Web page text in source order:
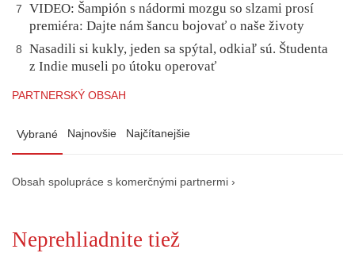
7
VIDEO: Šampión s nádormi mozgu so slzami prosí
premiéra: Dajte nám šancu bojovať o naše životy
8
Nasadili si kukly, jeden sa spýtal, odkiaľ sú. Študenta
z Indie museli po útoku operovať
PARTNERSKÝ OBSAH
Vybrané Najnovšie Najčítanejšie
Obsah spolupráce s komerčnými partnermi ›
Neprehliadnite tiež